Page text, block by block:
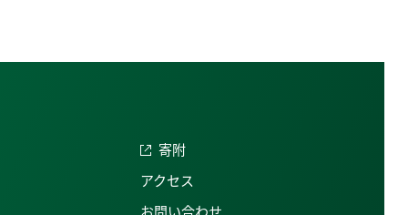
寄附
アクセス
お問い合わせ